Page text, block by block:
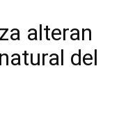
alteran
del